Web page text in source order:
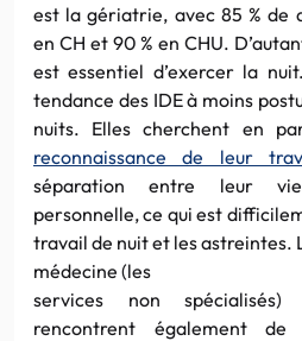
est la gériatrie, avec 85 % de
en CH et 90 % en CHU.
est essentiel d’exercer la
tendance des IDE à moins
nuits. Elles cherchent en
reconnaissance de leur
séparation entre leur
personnelle, ce qui est
travail de nuit et les astreintes.
médecine (les
services non
rencontrent également